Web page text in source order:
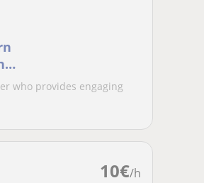
who provides engaging
10€/h